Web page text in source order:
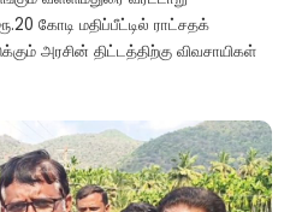
கோடி மதிப்பீட்டில் ராட்சதக்
அரசின் திட்டத்திற்கு விவசாயிகள்